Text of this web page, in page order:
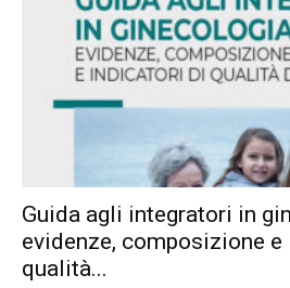
Guida agli integratori in
evidenze, composizione
qualità...